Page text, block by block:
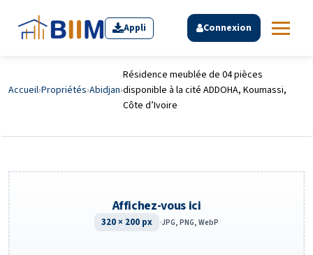
Appli Connexion
Accueil›Propriétés›Abidjan›
Résidence meublée de 04 pièces
disponible à la cité ADDOHA, Koumassi,
Côte d’Ivoire
Affichez-vous ici
320 × 200 px ·JPG, PNG, WebP